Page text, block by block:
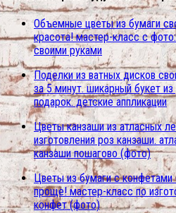
Объемные цветы из бумаги
красота! мастер-класс с
своими руками
Поделки из ватных дисков
за 5 минут. шикарный букет
подарок. детские аппликации
Цветы канзаши из атласных
изготовления роз канзаши.
канзаши пошагово (фото)
Цветы из бумаги с
проще! мастер-класс по
конфет (фото)